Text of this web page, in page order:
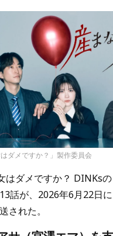
ダメですか？」製作委員会
はダメですか？ DINKs
話が、2026年6月22日
された。